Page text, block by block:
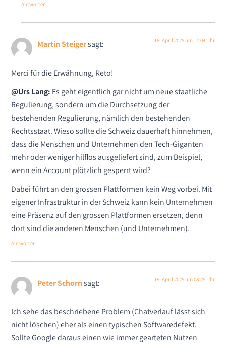
Antworten
Martin Steigersagt: 18. April 2025 um 12:04 Uhr
Merci für die Erwähnung, Reto!
@Urs Lang: Es geht eigentlich gar nicht um neue staatliche
Regulierung, sondern um die Durchsetzung der
bestehenden Regulierung, nämlich den bestehenden
Rechtsstaat. Wieso sollte die Schweiz dauerhaft hinnehmen,
dass die Menschen und Unternehmen den Tech-Giganten
mehr oder weniger hilflos ausgeliefert sind, zum Beispiel,
wenn ein Account plötzlich gesperrt wird?
Dabei führt an den grossen Plattformen kein Weg vorbei. Mit
eigener Infrastruktur in der Schweiz kann kein Unternehmen
eine Präsenz auf den grossen Plattformen ersetzen, denn
dort sind die anderen Menschen (und Unternehmen).
Antworten
Peter Schorn sagt: 19. April 2025 um 08:25 Uhr
Ich sehe das beschriebene Problem (Chatverlauf lässt sich
nicht löschen) eher als einen typischen Softwaredefekt.
Sollte Google daraus einen wie immer gearteten Nutzen